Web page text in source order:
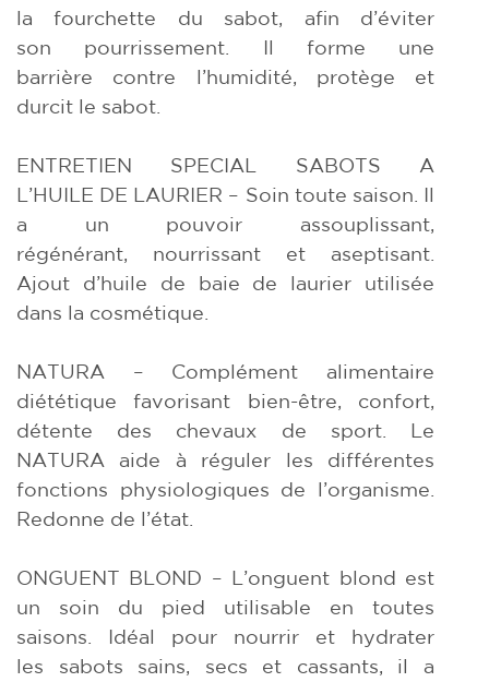
la fourchette du sabot, afin d’éviter
son pourrissement. Il forme une
barrière contre l’humidité, protège et
durcit le sabot.
ENTRETIEN SPECIAL SABOTS A
L’HUILE DE LAURIER – Soin toute saison. Il
a un pouvoir assouplissant,
régénérant, nourrissant et aseptisant.
Ajout d’huile de baie de laurier utilisée
dans la cosmétique.
NATURA – Complément alimentaire
diététique favorisant bien-être, confort,
détente des chevaux de sport. Le
NATURA aide à réguler les différentes
fonctions physiologiques de l’organisme.
Redonne de l’état.
ONGUENT BLOND – L’onguent blond est
un soin du pied utilisable en toutes
saisons. Idéal pour nourrir et hydrater
les sabots sains, secs et cassants, il a